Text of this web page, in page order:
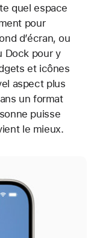
quel espace
pour
d’écran, ou
Dock pour y
et icônes
aspect plus
un format
puisse
le mieux.